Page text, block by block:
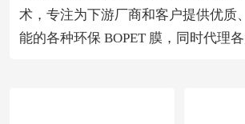
术，专注为下游厂商和客户提供优质
能的各种环保 BOPET 膜，同时代理